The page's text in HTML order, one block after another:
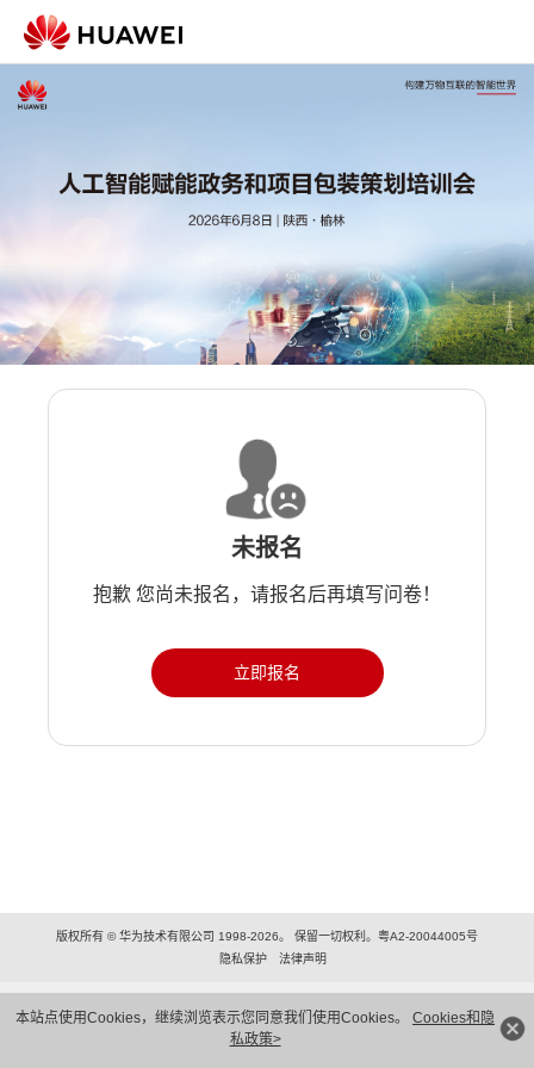
本站点使用Cookies，继续浏览表示您同意我们使用Cookies。 Cookies和隐
私政策>
未报名
抱歉 您尚未报名，请报名后再填写问卷！
立即报名
版权所有 © 华为技术有限公司 1998-2026。 保留一切权利。粤A2-20044005号
隐私保护
法律声明